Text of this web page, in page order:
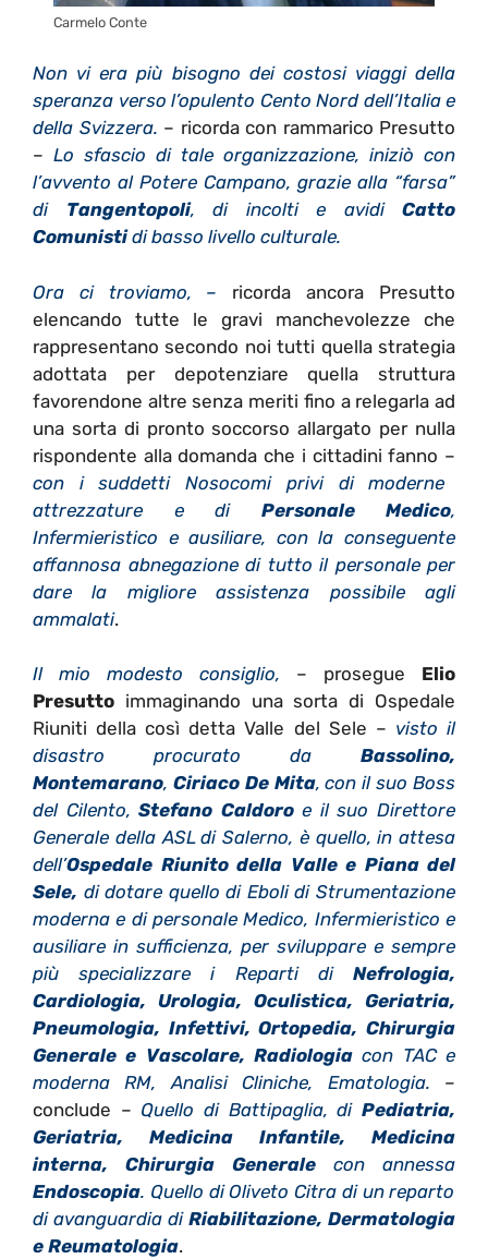
Carmelo Conte
Non vi era più bisogno dei costosi viaggi della
speranza verso l’opulento Cento Nord dell’Italia e
della Svizzera. – ricorda con rammarico Presutto
– Lo sfascio di tale organizzazione, iniziò con
l’avvento al Potere Campano, grazie alla “farsa”
di Tangentopoli, di incolti e avidi Catto
Comunistidi basso livello culturale.
Ora ci troviamo, – ricorda ancora Presutto
elencando tutte le gravi manchevolezze che
rappresentano secondo noi tutti quella strategia
adottata per depotenziare quella struttura
favorendone altre senza meriti fino a relegarla ad
una sorta di pronto soccorso allargato per nulla
rispondente alla domanda che i cittadini fanno –
con i suddetti Nosocomi privi di moderne
attrezzature e di Personale Medico,
Infermieristico e ausiliare, con la conseguente
affannosa abnegazione di tutto il personale per
dare la migliore assistenza possibile agli
ammalati.
Il mio modesto consiglio, – prosegue Elio
Presutto immaginando una sorta di Ospedale
Riuniti della così detta Valle del Sele – visto il
disastro procurato da Bassolino,
Montemarano, Ciriaco De Mita, con il suo Boss
del Cilento,Stefano Caldoroe il suo Direttore
Generale della ASL di Salerno, è quello, in attesa
dell’Ospedale Riunito della Valle e Piana del
Sele, di dotare quello di Eboli di Strumentazione
moderna e di personale Medico, Infermieristico e
ausiliare in sufficienza, per sviluppare e sempre
più specializzare i Reparti di Nefrologia,
Cardiologia, Urologia, Oculistica, Geriatria,
Pneumologia, Infettivi, Ortopedia, Chirurgia
Generale e Vascolare, Radiologia con TAC e
moderna RM, Analisi Cliniche, Ematologia. –
conclude – Quello di Battipaglia, diPediatria,
Geriatria, Medicina Infantile, Medicina
interna, Chirurgia Generale con annessa
Endoscopia. Quello di Oliveto Citra di un reparto
di avanguardia di Riabilitazione, Dermatologia
e Reumatologia.